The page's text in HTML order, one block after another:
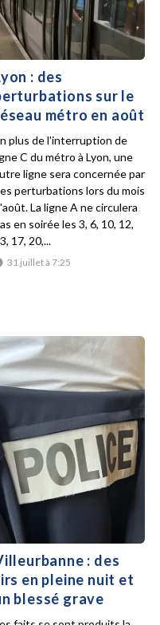
: des
sur le
métro en août
31 juillet à 7:25
plus de l'interruption de
C du métro à Lyon, une
ligne sera concernée par
perturbations lors du mois
La ligne A ne circulera
en soirée les 3, 6, 10, 12,
17, 20,...
: des
en pleine nuit et
blessé grave